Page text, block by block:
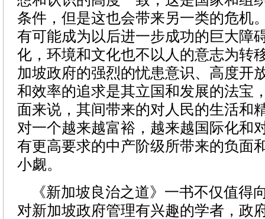
条件，但是这也会带来另一类的危机
有可能成为以后进一步成功的巨大障
化，环境和文化也不以人的意志为转
加坡政府的强烈的忧患意识、高度开
和效率的追求是其立国和发展的法宝
面来说，其间带来的对人民的生活和
对一个越来越富裕，越来越国际化和
有更高要求的中产阶级所带来的负面
小觑。
《新加坡良治之道》一书不仅值得
对新加坡政府管理有兴趣的学者，政